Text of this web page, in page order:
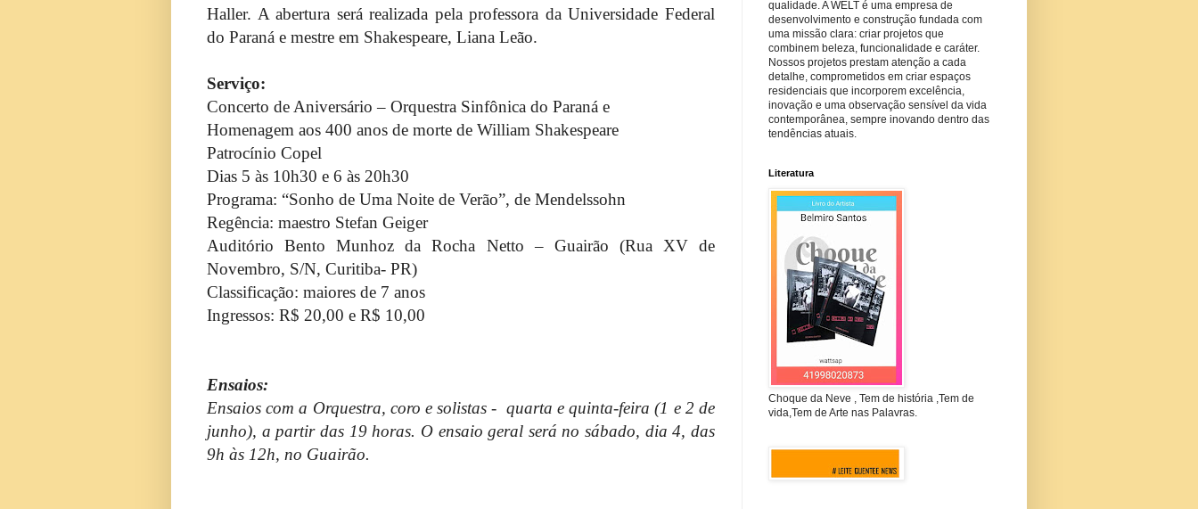
Haller. A abertura será realizada pela professora da Universidade Federal
do Paraná e mestre em Shakespeare, Liana Leão.
Serviço:
Concerto de Aniversário – Orquestra Sinfônica do Paraná e
Homenagem aos 400 anos de morte de William Shakespeare
Patrocínio Copel
Dias 5 às 10h30 e 6 às 20h30
Programa: “Sonho de Uma Noite de Verão”, de Mendelssohn
Regência: maestro Stefan Geiger
Auditório Bento Munhoz da Rocha Netto – Guairão (Rua XV de
Novembro, S/N, Curitiba- PR)
Classificação: maiores de 7 anos
Ingressos: R$ 20,00 e R$ 10,00
Ensaios:
Ensaios com a Orquestra, coro e solistas - quarta e quinta-feira (1 e 2 de
junho), a partir das 19 horas. O ensaio geral será no sábado, dia 4, das
9h às 12h, no Guairão.
qualidade. A WELT é uma empresa de
desenvolvimento e construção fundada com
uma missão clara: criar projetos que
combinem beleza, funcionalidade e caráter.
Nossos projetos prestam atenção a cada
detalhe, comprometidos em criar espaços
residenciais que incorporem excelência,
inovação e uma observação sensível da vida
contemporânea, sempre inovando dentro das
tendências atuais.
Literatura
Choque da Neve , Tem de história ,Tem de
vida,Tem de Arte nas Palavras.